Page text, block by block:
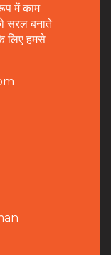
में काम
सरल बनाते
लिए हमसे